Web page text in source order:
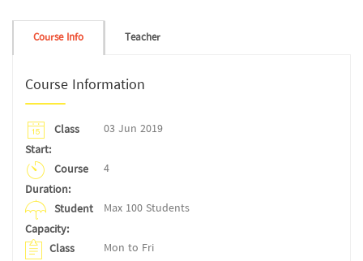
Course Info Teacher
Course Information
Class
Start:
03 Jun 2019
Course
Duration:
4
Student
Capacity:
Max 100 Students
Class
Mon to Fri